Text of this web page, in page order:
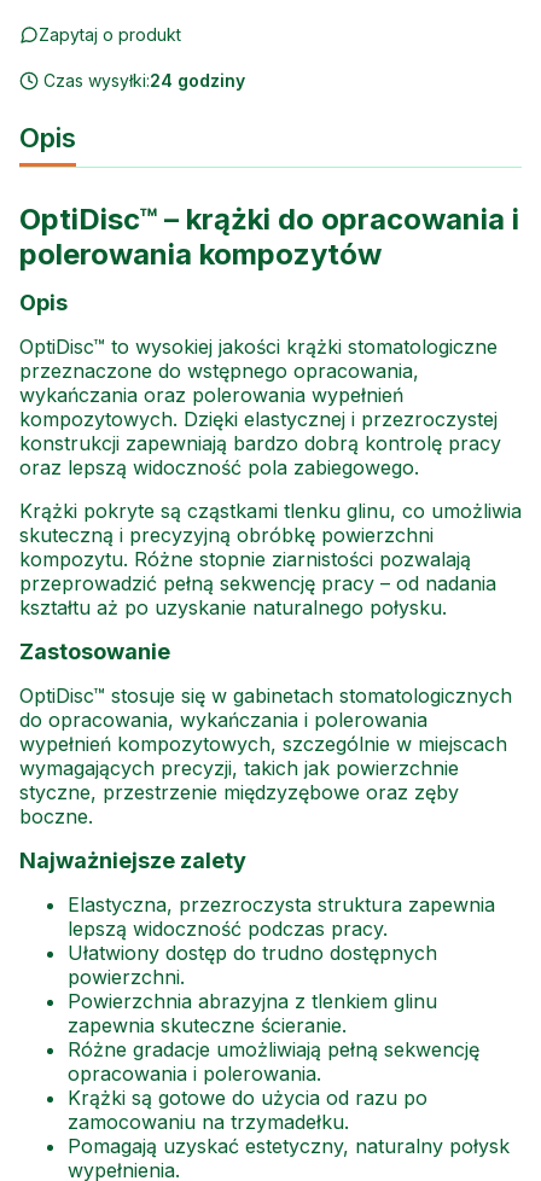
Zapytaj o produkt
Czas wysyłki:24 godziny
Opis
OptiDisc™ – krążki do opracowania i
polerowania kompozytów
Opis
OptiDisc™ to wysokiej jakości krążki stomatologiczne
przeznaczone do wstępnego opracowania,
wykańczania oraz polerowania wypełnień
kompozytowych. Dzięki elastycznej i przezroczystej
konstrukcji zapewniają bardzo dobrą kontrolę pracy
oraz lepszą widoczność pola zabiegowego.
Krążki pokryte są cząstkami tlenku glinu, co umożliwia
skuteczną i precyzyjną obróbkę powierzchni
kompozytu. Różne stopnie ziarnistości pozwalają
przeprowadzić pełną sekwencję pracy – od nadania
kształtu aż po uzyskanie naturalnego połysku.
Zastosowanie
OptiDisc™ stosuje się w gabinetach stomatologicznych
do opracowania, wykańczania i polerowania
wypełnień kompozytowych, szczególnie w miejscach
wymagających precyzji, takich jak powierzchnie
styczne, przestrzenie międzyzębowe oraz zęby
boczne.
Najważniejsze zalety
Elastyczna, przezroczysta struktura zapewnia
lepszą widoczność podczas pracy.
Ułatwiony dostęp do trudno dostępnych
powierzchni.
Powierzchnia abrazyjna z tlenkiem glinu
zapewnia skuteczne ścieranie.
Różne gradacje umożliwiają pełną sekwencję
opracowania i polerowania.
Krążki są gotowe do użycia od razu po
zamocowaniu na trzymadełku.
Pomagają uzyskać estetyczny, naturalny połysk
wypełnienia.